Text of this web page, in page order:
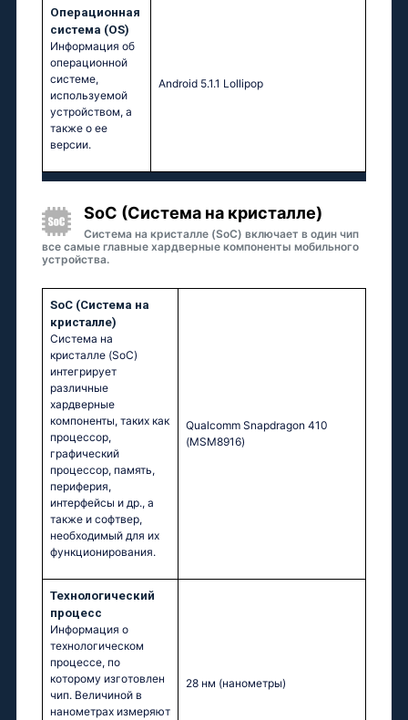
Oперационная
система (OS)
Информация об
операционной
системе,
используемой
устройством, а
также о ее
версии.
Аndrоid 5.1.1 Lоlliрор
SoC (Система на кристалле)
Система на кристалле (SoC) включает в один чип
все самые главные хардверные компоненты мобильного
устройства.
SoC (Система на
кристалле)
Система на
кристалле (SoC)
интегрирует
различные
хардверные
компоненты, таких как
процессор,
графический
процессор, память,
периферия,
интерфейсы и др., а
также и софтвер,
необходимый для их
функционирования.
Quаlсоmm Snарdrаgоn 410
(МSМ8916)
Технологический
процесс
Информация о
технологическом
процессе, по
которому изготовлен
чип. Величиной в
нанометрах измеряют
28 нм (нанометры)